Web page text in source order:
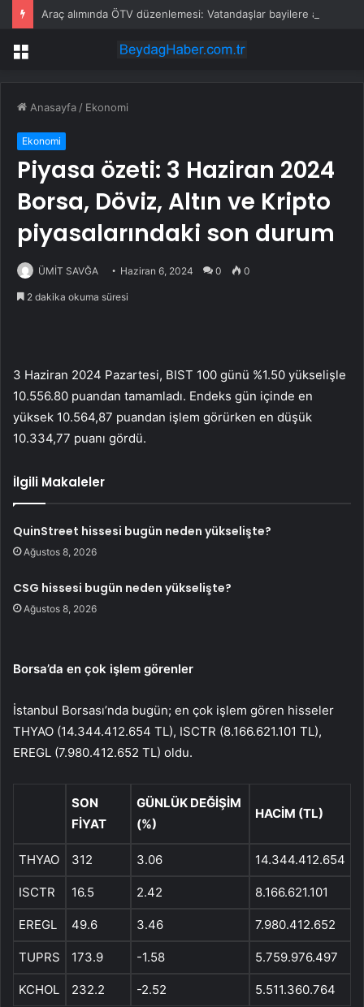
Menü
Anasayfa / Ekonomi
Ekonomi
Piyasa özeti: 3 Haziran 2024
Borsa, Döviz, Altın ve Kripto
piyasalarındaki son durum
ÜMİT SAVĞA Haziran 6, 2024 0 0
2 dakika okuma süresi
3 Haziran 2024 Pazartesi, BIST 100 günü %1.50 yükselişle
10.556.80 puandan tamamladı. Endeks gün içinde en
yüksek 10.564,87 puandan işlem görürken en düşük
10.334,77 puanı gördü.
İlgili Makaleler
QuinStreet hissesi bugün neden yükselişte?
Ağustos 8, 2026
CSG hissesi bugün neden yükselişte?
Ağustos 8, 2026
Borsa’da en çok işlem görenler
İstanbul Borsası’nda bugün; en çok işlem gören hisseler
THYAO (14.344.412.654 TL), ISCTR (8.166.621.101 TL),
EREGL (7.980.412.652 TL) oldu.
SON
FİYAT
GÜNLÜK DEĞİŞİM
(%)
HACİM (TL)
THYAO 312 3.06 14.344.412.654
ISCTR 16.5 2.42 8.166.621.101
EREGL 49.6 3.46 7.980.412.652
TUPRS 173.9 -1.58 5.759.976.497
KCHOL 232.2 -2.52 5.511.360.764